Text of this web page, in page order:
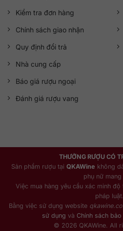
Kiểm tra đơn hàng
Chính sách giao nhận
Quy định đổi trả
Nhà cung cấp
Báo giá rượu ngoại
Đánh giá rượu vang
THƯỞNG RƯỢU CÓ
Sản phẩm rượu tại QKAWine không
phụ nữ mang
Việc mua hàng yêu cầu xác minh
pháp luật.
Bằng việc sử dụng website
sử dụng và Chính sách bảo
© 2026 QKAWine. All